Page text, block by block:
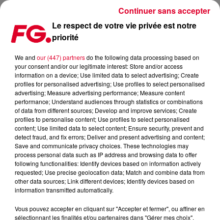
SOFI TUKKER EN MIX CE SOIR !
Publié : 8 juillet 2020 à 9h24 par Christophe HUBERT
Le respect de votre vie privée est notre
priorité
We and our (447) partnersdo the following data processing based on
your consent and/or our legitimate interest: Store and/or access
information on a device; Use limited data to select advertising; Create
profiles for personalised advertising; Use profiles to select personalised
advertising; Measure advertising performance; Measure content
performance; Understand audiences through statistics or combinations
of data from different sources; Develop and improve services; Create
profiles to personalise content; Use profiles to select personalised
content; Use limited data to select content; Ensure security, prevent and
detect fraud, and fix errors; Deliver and present advertising and content;
Save and communicate privacy choices. These technologies may
process personal data such as IP address and browsing data to offer
following functionalities: Identify devices based on information actively
requested; Use precise geolocation data; Match and combine data from
other data sources; Link different devices; Identify devices based on
information transmitted automatically.
Vous pouvez accepter en cliquant sur "Accepter et fermer", ou affiner en
sélectionnant les finalités et/ou partenaires dans "Gérer mes choix".
Continuer sans accepter